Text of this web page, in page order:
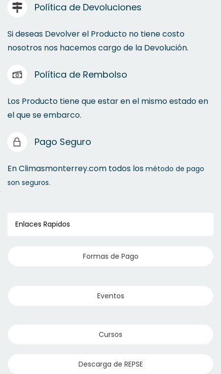
Política de Devoluciones
Si deseas Devolver el Producto no tiene costo
nosotros nos hacemos cargo de la Devolución.
Política de Rembolso
Los Producto tiene que estar en el mismo estado en
el que se embarco.
Pago Seguro
En Climasmonterrey.com todos los método de pago
son seguros.
Enlaces Rapidos
Formas de Pago
Eventos
Cursos
Descarga de REPSE